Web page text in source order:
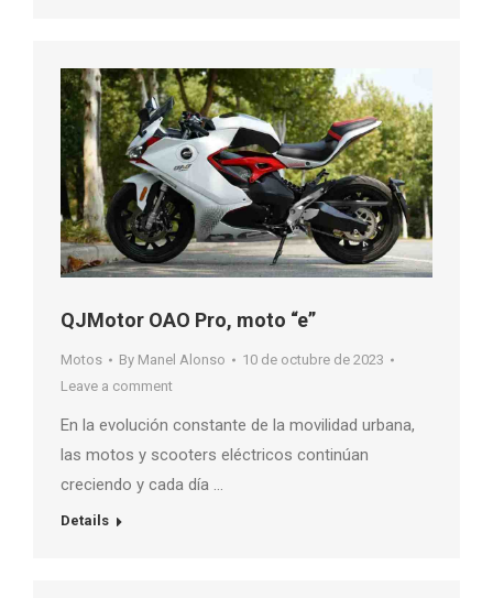
QJMotor OAO Pro, moto “e”
Motos By Manel Alonso
10 de octubre de 2023
Leave a comment
En la evolución constante de la movilidad urbana,
las motos y scooters eléctricos continúan
creciendo y cada día …
Details